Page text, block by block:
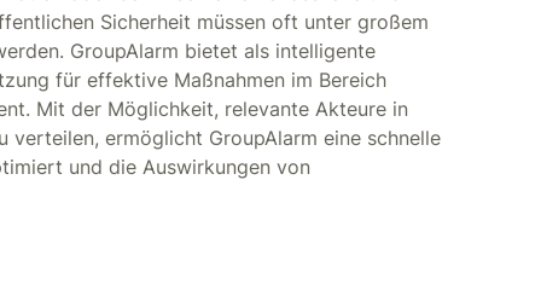
Sicherheit müssen oft unter großem
GroupAlarm bietet als intelligente
für effektive Maßnahmen im Bereich
Mit der Möglichkeit, relevante Akteure in
ermöglicht GroupAlarm eine schnelle
und die Auswirkungen von